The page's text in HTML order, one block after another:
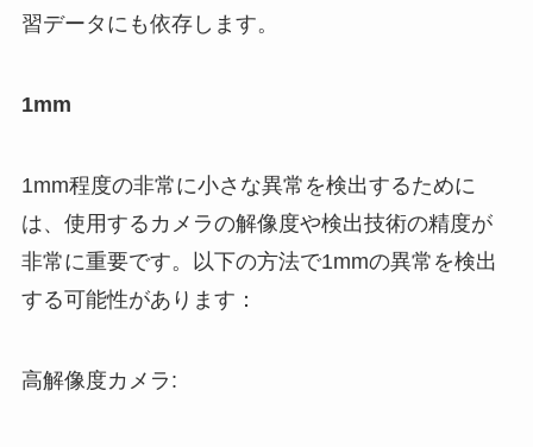
習データにも依存します。
1mm
1mm程度の非常に小さな異常を検出するために
は、使用するカメラの解像度や検出技術の精度が
非常に重要です。以下の方法で1mmの異常を検出
する可能性があります：
高解像度カメラ: